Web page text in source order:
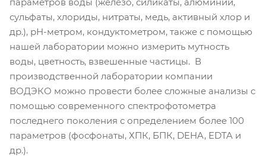
параметров воды (железо, силикаты, алюминий,
сульфаты, хлориды, нитраты, медь, активный хлор и
др.), рН-метром, кондуктометром, также с помощью
нашей лаборатории можно измерить мутность
воды, цветность, взвешенные частицы. В
производственной лаборатории компании
ВОДЭКО можно провести более сложные анализы с
помощью современного спектрофотометра
последнего поколения с определением более 100
параметров (фосфонаты, ХПК, БПК, DEHA, EDTA и
др.).